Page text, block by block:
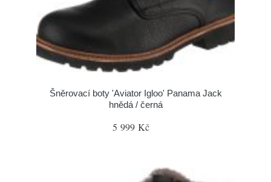
Šněrovací boty 'Aviator Igloo' Panama Jack
hnědá / černá
5 999 Kč